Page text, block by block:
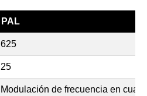
PAL
625
25
Modulación de frecuencia en